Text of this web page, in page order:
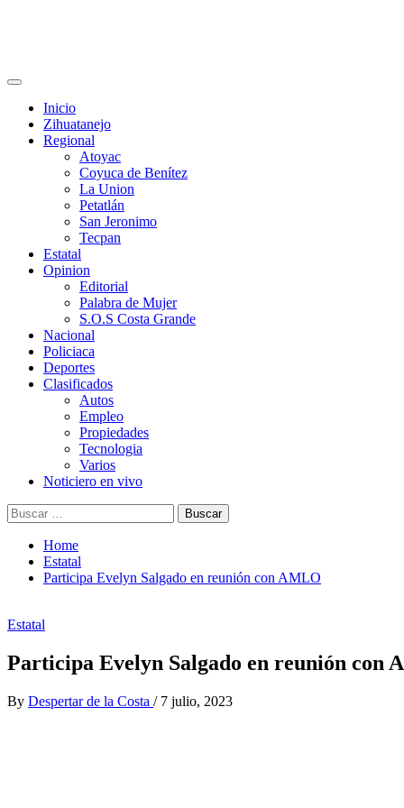
Primary
Inicio
Zihuatanejo
Regional
Atoyac
Coyuca de Benítez
La Union
Petatlán
San Jeronimo
Tecpan
Estatal
Opinion
Editorial
Palabra de Mujer
S.O.S Costa Grande
Nacional
Policiaca
Deportes
Clasificados
Autos
Empleo
Propiedades
Tecnologia
Varios
Noticiero en vivo
Buscar:
Home
Estatal
Participa Evelyn Salgado en reunión con AMLO
Estatal
Participa Evelyn Salgado en reunión con
By Despertar de la Costa / 7 julio, 2023